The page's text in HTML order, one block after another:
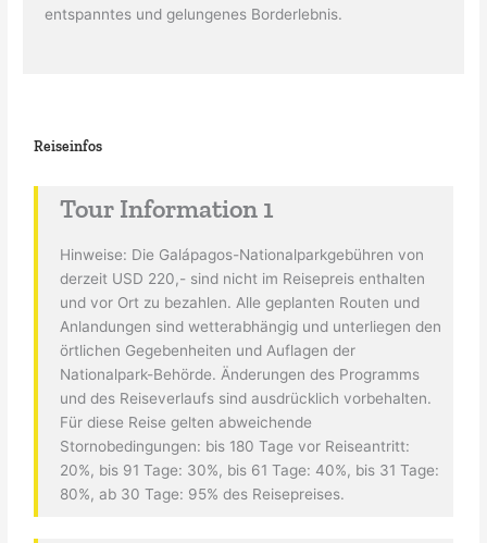
entspanntes und gelungenes Borderlebnis.
Reiseinfos
Tour Information 1
Hinweise: Die Galápagos-Nationalparkgebühren von
derzeit USD 220,- sind nicht im Reisepreis enthalten
und vor Ort zu bezahlen. Alle geplanten Routen und
Anlandungen sind wetterabhängig und unterliegen den
örtlichen Gegebenheiten und Auflagen der
Nationalpark-Behörde. Änderungen des Programms
und des Reiseverlaufs sind ausdrücklich vorbehalten.
Für diese Reise gelten abweichende
Stornobedingungen: bis 180 Tage vor Reiseantritt:
20%, bis 91 Tage: 30%, bis 61 Tage: 40%, bis 31 Tage:
80%, ab 30 Tage: 95% des Reisepreises.